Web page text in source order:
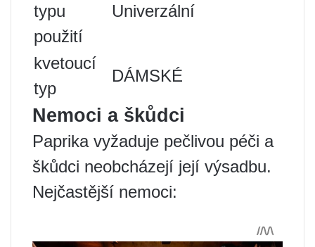
typu
použití
Univerzální
kvetoucí
typ
DÁMSKÉ
Nemoci a škůdci
Paprika vyžaduje pečlivou péči a
škůdci neobcházejí její výsadbu.
Nejčastější nemoci: